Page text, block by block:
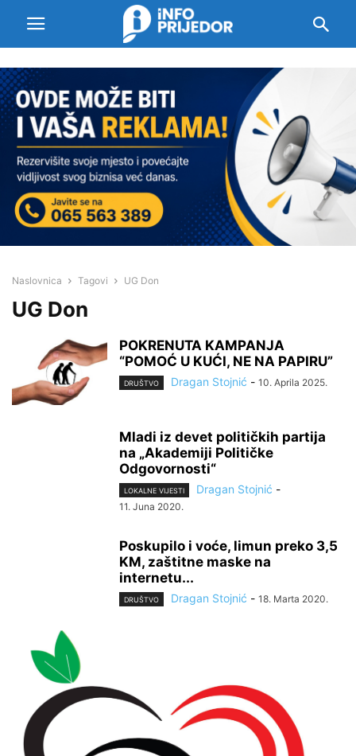
Naslovnica Tagovi UG Don
UG Don
POKRENUTA KAMPANJA
“POMOĆ U KUĆI, NE NA PAPIRU”
DRUŠTVO Dragan Stojnić - 10. Aprila 2025.
Mladi iz devet političkih partija
na „Akademiji Političke
Odgovornosti“
LOKALNE VIJESTI Dragan Stojnić -
11. Juna 2020.
Poskupilo i voće, limun preko 3,5
KM, zaštitne maske na
internetu...
DRUŠTVO Dragan Stojnić - 18. Marta 2020.